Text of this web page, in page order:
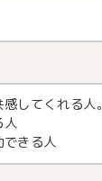
してくれる人。
人
できる人